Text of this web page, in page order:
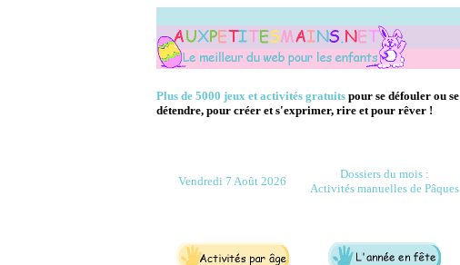
Plus de 5000 jeux et activités gratuits pour se défouler ou se
détendre, pour créer et s'exprimer, rire et pour rêver !
Vendredi 7 Août 2026
Dossiers du mois :
Activités manuelles de Pâques